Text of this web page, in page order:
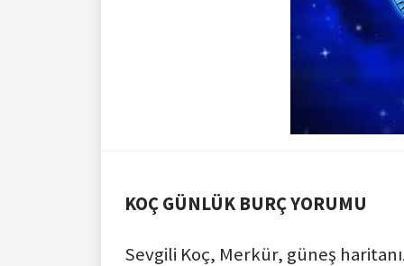
KOÇ GÜNLÜK BURÇ YORUMU
Sevgili Koç, Merkür, güneş